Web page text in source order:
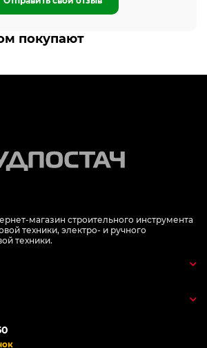
покупают
магазин строительного инструмента
техники, электро- и ручного
техники.